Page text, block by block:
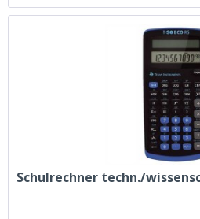
Schulrechner techn./